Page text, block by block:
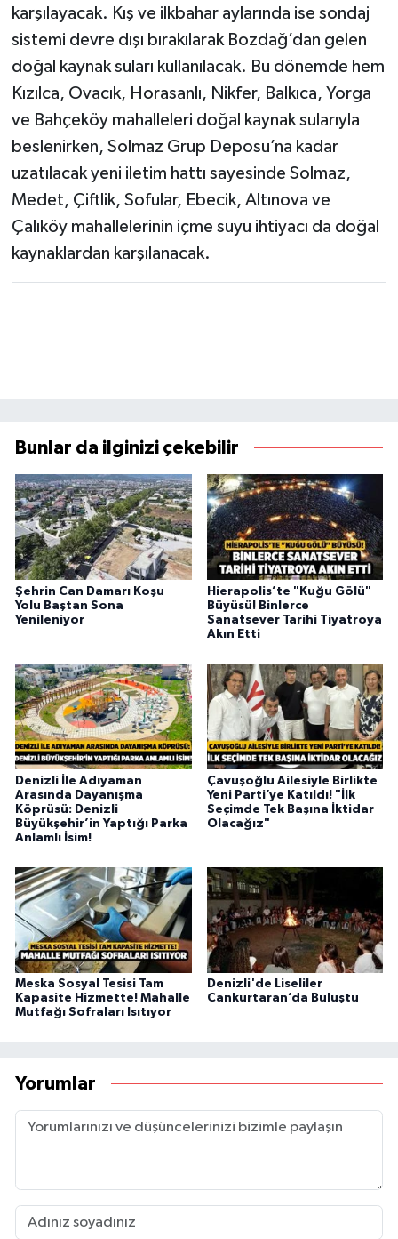
karşılayacak. Kış ve ilkbahar aylarında ise sondaj
sistemi devre dışı bırakılarak Bozdağ’dan gelen
doğal kaynak suları kullanılacak. Bu dönemde hem
Kızılca, Ovacık, Horasanlı, Nikfer, Balkıca, Yorga
ve Bahçeköy mahalleleri doğal kaynak sularıyla
beslenirken, Solmaz Grup Deposu’na kadar
uzatılacak yeni iletim hattı sayesinde Solmaz,
Medet, Çiftlik, Sofular, Ebecik, Altınova ve
Çalıköy mahallelerinin içme suyu ihtiyacı da doğal
kaynaklardan karşılanacak.
Bunlar da ilginizi çekebilir
Şehrin Can Damarı Koşu
Yolu Baştan Sona
Yenileniyor
Hierapolis’te "Kuğu Gölü"
Büyüsü! Binlerce
Sanatsever Tarihi Tiyatroya
Akın Etti
Denizli İle Adıyaman
Arasında Dayanışma
Köprüsü: Denizli
Büyükşehir’in Yaptığı Parka
Anlamlı İsim!
Çavuşoğlu Ailesiyle Birlikte
Yeni Parti’ye Katıldı! "İlk
Seçimde Tek Başına İktidar
Olacağız"
Meska Sosyal Tesisi Tam
Kapasite Hizmette! Mahalle
Mutfağı Sofraları Isıtıyor
Denizli'de Liseliler
Cankurtaran’da Buluştu
Yorumlar